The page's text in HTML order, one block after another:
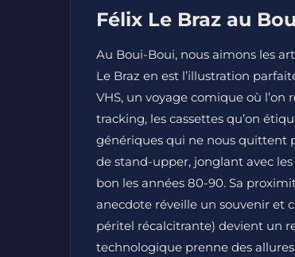
Félix Le Braz au
Au Boui-Boui, nous aimons les
Le Braz en est l’illustration
VHS, un voyage comique où
tracking, les cassettes qu’on
génériques qui ne nous quittent
de stand-upper, jonglant avec
bon les années 80-90. Sa
anecdote réveille un souvenir et
péritel récalcitrante) devient un
technologique prenne des